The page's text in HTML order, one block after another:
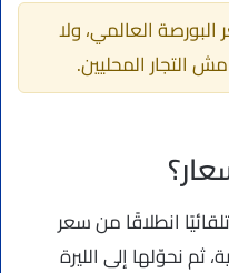
العالمي، ولا
التجار المحليين.
انطلاقًا من سعر
ثم نحوّلها إلى الليرة